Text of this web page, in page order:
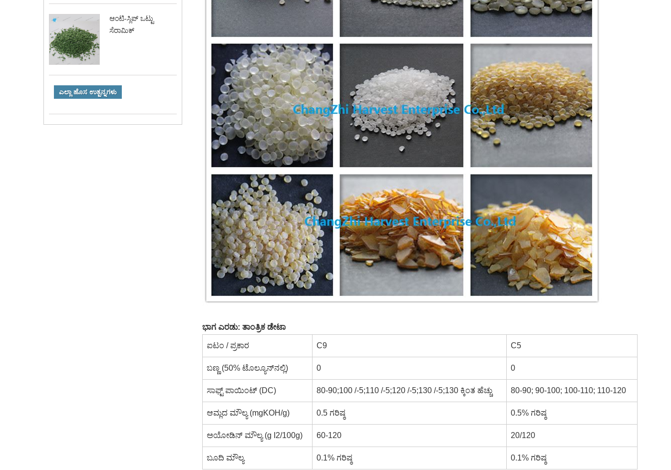
ಆಂಟಿ-ಸ್ಲಿಪ್ ಒಟ್ಟು
ಸೆರಾಮಿಕ್
ಎಲ್ಲಾ ಹೊಸ ಉತ್ಪನ್ನಗಳು
ಭಾಗ ಎರಡು: ತಾಂತ್ರಿಕ ಡೇಟಾ
ಐಟಂ / ಪ್ರಕಾರ C9 C5
ಬಣ್ಣ (50% ಟೊಲ್ಯೂನ್‌ನಲ್ಲಿ) 0 0
ಸಾಫ್ಟ್ ಪಾಯಿಂಟ್ (DC) 80-90;100 /-5;110 /-5;120 /-5;130 /-5;130 ಕ್ಕಿಂತ ಹೆಚ್ಚು 80-90; 90-100; 100-110; 110-120
ಆಮ್ಲದ ಮೌಲ್ಯ (mgKOH/g) 0.5 ಗರಿಷ್ಠ 0.5% ಗರಿಷ್ಠ
ಅಯೋಡಿನ್ ಮೌಲ್ಯ (g I2/100g) 60-120 20/120
ಬೂದಿ ಮೌಲ್ಯ 0.1% ಗರಿಷ್ಠ 0.1% ಗರಿಷ್ಠ